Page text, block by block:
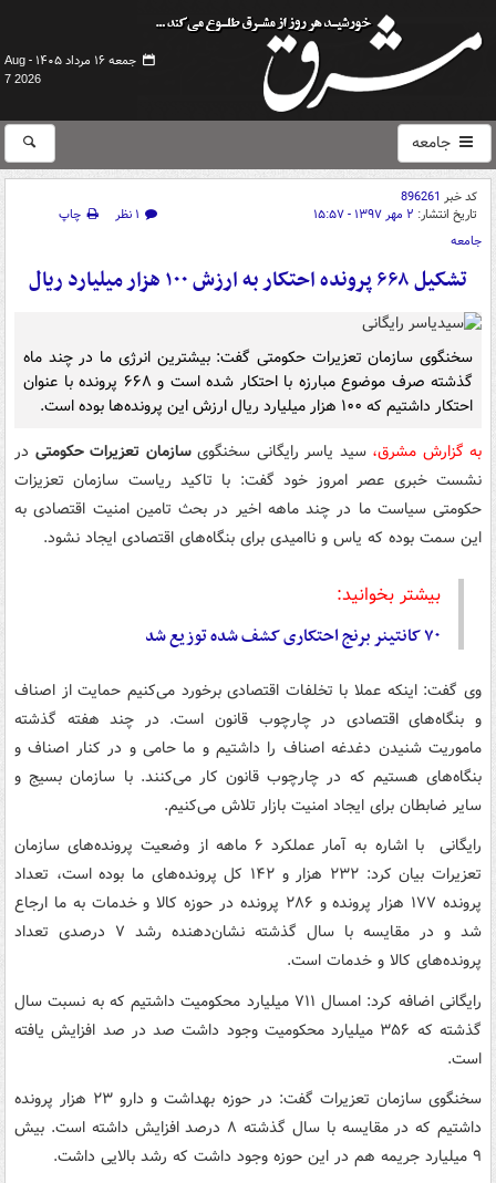
جمعه ۱۶ مرداد ۱۴۰۵ -
Aug
7 2026
جامعه
کد خبر 896261
تاریخ انتشار: ۲ مهر ۱۳۹۷ - ۱۵:۵۷ ۱ نظر
چاپ
جامعه
تشکیل ۶۶۸ پرونده احتکار به ارزش ۱۰۰ هزار میلیارد ریال
سخنگوی سازمان تعزیرات حکومتی گفت: بیشترین انرژی ما در چند ماه
گذشته صرف موضوع مبارزه با احتکار شده است و ۶۶۸ پرونده با عنوان
احتکار داشتیم که ۱۰۰ هزار میلیارد ریال ارزش این پرونده‌ها بوده است.
به گزارش مشرق، سید یاسر رایگانی سخنگویسازمان تعزیرات حکومتی در
نشست خبری عصر امروز خود گفت: با تاکید ریاست سازمان تعزیزات
حکومتی سیاست ما در چند ماهه اخیر در بحث تامین امنیت اقتصادی به
این سمت بوده که یاس و ناامیدی برای بنگاه‌های اقتصادی ایجاد نشود.
بیشتر بخوانید:
۷۰ کانتینر برنج احتکاری کشف شده توزیع شد
وی گفت: اینکه عملا با تخلفات اقتصادی برخورد می‌کنیم حمایت از اصناف
و بنگاه‌های اقتصادی در چارچوب قانون است. در چند هفته گذشته
ماموریت شنیدن دغدغه اصناف را داشتیم و ما حامی و در کنار اصناف و
بنگاه‌های هستیم که در چارچوب قانون کار می‌کنند. با سازمان بسیج و
سایر ضابطان برای ایجاد امنیت بازار تلاش می‌کنیم.
رایگانی با اشاره به آمار عملکرد ۶ ماهه از وضعیت پرونده‌های سازمان
تعزیرات بیان کرد: ۲۳۲ هزار و ۱۴۲ کل پرونده‌های ما بوده است، تعداد
پرونده ۱۷۷ هزار پرونده و ۲۸۶ پرونده در حوزه کالا و خدمات به ما ارجاع
شد و در مقایسه با سال گذشته نشان‌دهنده رشد ۷ درصدی تعداد
پرونده‌های کالا و خدمات است.
رایگانی اضافه کرد: امسال ۷۱۱ میلیارد محکومیت داشتیم که به نسبت سال
گذشته که ۳۵۶ میلیارد محکومیت وجود داشت صد در صد افزایش یافته
است.
سخنگوی سازمان تعزیرات گفت: در حوزه بهداشت و دارو ۲۳ هزار پرونده
داشتیم که در مقایسه با سال گذشته ۸ درصد افزایش داشته است. بیش
۹ میلیارد جریمه هم در این حوزه وجود داشت که رشد بالایی داشت.